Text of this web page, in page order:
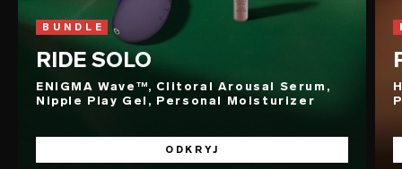
BUNDLE
RIDE SOLO
ENIGMA Wave™, Clitoral Arousal Serum,
Nipple Play Gel, Personal Moisturizer
ODKRYJ